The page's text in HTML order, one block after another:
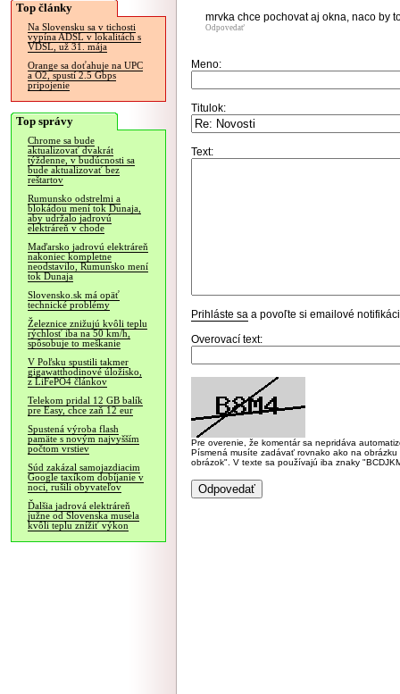
Top články
Na Slovensku sa v tichosti
vypína ADSL v lokalitách s
VDSL, už 31. mája
Orange sa doťahuje na UPC
a O2, spustí 2.5 Gbps
pripojenie
Top správy
Chrome sa bude
aktualizovať dvakrát
týždenne, v budúcnosti sa
bude aktualizovať bez
reštartov
Rumunsko odstrelmi a
blokádou mení tok Dunaja,
aby udržalo jadrovú
elektráreň v chode
Maďarsko jadrovú elektráreň
nakoniec kompletne
neodstavilo, Rumunsko mení
tok Dunaja
Slovensko.sk má opäť
technické problémy
Železnice znižujú kvôli teplu
rýchlosť iba na 50 km/h,
spôsobuje to meškanie
V Poľsku spustili takmer
gigawatthodinové úložisko,
z LiFePO4 článkov
Telekom pridal 12 GB balík
pre Easy, chce zaň 12 eur
Spustená výroba flash
pamäte s novým najvyšším
počtom vrstiev
Súd zakázal samojazdiacim
Google taxíkom dobíjanie v
noci, rušili obyvateľov
Ďalšia jadrová elektráreň
južne od Slovenska musela
kvôli teplu znížiť výkon
mrvka chce pochovat aj okna, naco by
Odpovedať
Meno:
Titulok:
Text:
Prihláste sa a povoľte si emailové
Overovací text:
Pre overenie, že komentár sa nepridáva
Písmená musíte zadávať rovnako ako na
obrázok". V texte sa používajú iba znaky